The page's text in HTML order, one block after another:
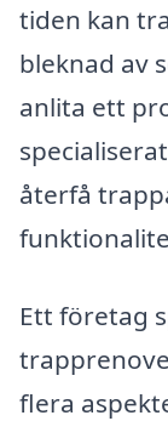
tiden kan
bleknad av
anlita ett
återfå
Ett företag
flera